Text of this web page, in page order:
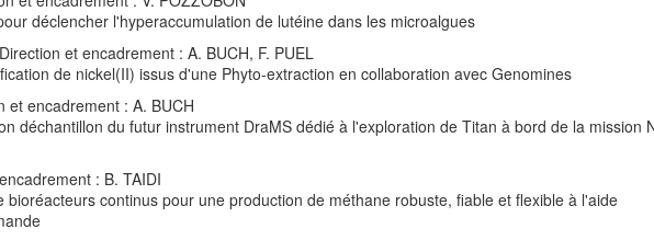
déclencher l'hyperaccumulation de lutéine dans les microalgues
et encadrement : A. BUCH, F. PUEL
de nickel(II) issus d'une Phyto-extraction en collaboration avec Genomines
et encadrement : A. BUCH
déchantillon du futur instrument DraMS dédié à l'exploration de Titan à bord de la mission
: B. TAIDI
bioréacteurs continus pour une production de méthane robuste, fiable et flexible à l'aide